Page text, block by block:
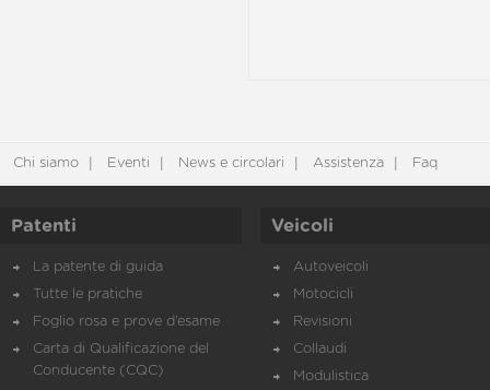
Chi siamo Eventi News e circolari Assistenza Faq
Patenti
La patente di guida
Tutte le pratiche
Foglio rosa e prove d’esame
Carta di Qualificazione del
Conducente (CQC)
Veicoli
Autoveicoli
Motocicli
Revisioni
Collaudi
Modulistica